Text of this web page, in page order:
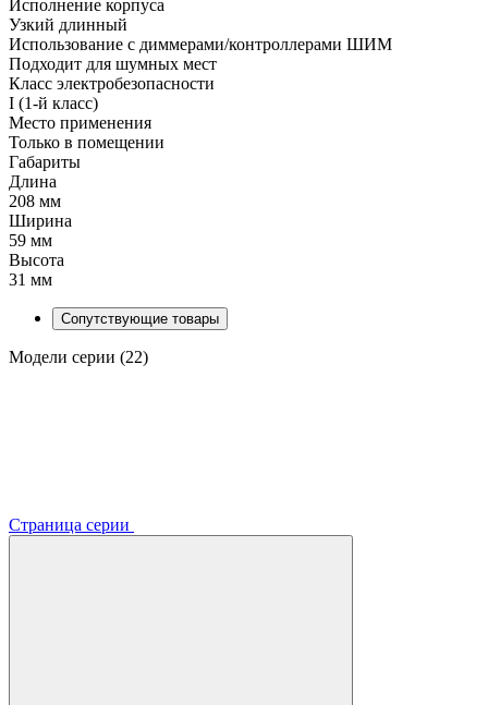
Исполнение корпуса
Узкий длинный
Использование с диммерами/контроллерами ШИМ
Подходит для шумных мест
Класс электробезопасности
I (1-й класс)
Место применения
Только в помещении
Габариты
Длина
208 мм
Ширина
59 мм
Высота
31 мм
Сопутствующие товары
Модели серии (22)
Страница серии